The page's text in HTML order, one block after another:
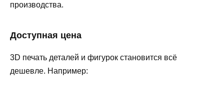
производства.
Доступная цена
3D печать деталей и фигурок становится всё
дешевле. Например: